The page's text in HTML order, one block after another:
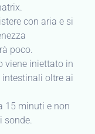
con aria e si
poco.
viene iniettato in
intestinali oltre ai
15 minuti e non
sonde.